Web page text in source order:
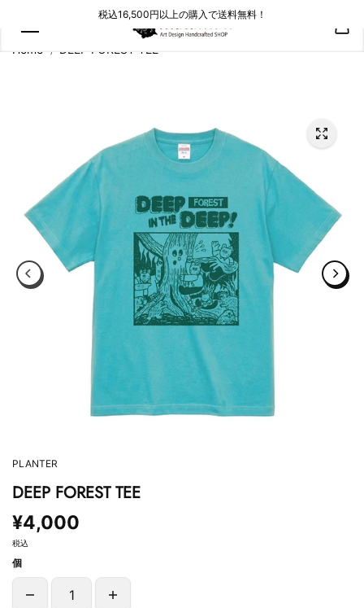
税込16,500円以上の購入で送料無料！
Home DEEP FOREST TEE
PLANTER
DEEP FOREST TEE
¥4,000
税込
個